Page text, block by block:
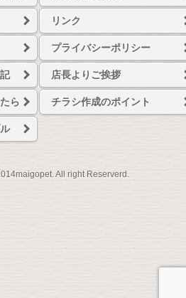
リンク
プライバシーポリシー
店長よりご挨拶
ら チラシ作成のポイント
All right Reserverd.